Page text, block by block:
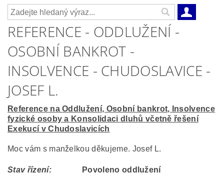
REFERENCE - ODDLUŽENÍ -
OSOBNÍ BANKROT -
INSOLVENCE - CHUDOSLAVICE -
JOSEF L.
Reference na Oddlužení, Osobní bankrot, Insolvence
fyzické osoby a Konsolidaci dluhů včetně řešení
Exekucí v Chudoslavicích
Moc vám s manželkou děkujeme. Josef L.
Stav řízení:
Povoleno oddlužení